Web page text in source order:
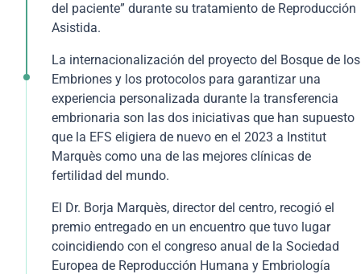
El Dr. Borja Marquès, Director de Institut Marquès,
dedicado al sector médico que se celebró en Madrid.
En su discurso, el Dr. Marquès, hizo referencia a la
investigación y a los avances médicos para seguir
incrementando los buenos resultados de los
tratamientos de Reproducción Asistida. También
remarcó la importancia del apoyo emocional y la
personalización en el trato al paciente. En este
claves, según el Director del centro, para conseguir
ayudar con éxito a las personas que necesitan un
tratamiento médico para formar una familia.
del paciente” durante su tratamiento de Reproducción
Asistida.
La internacionalización del proyecto del Bosque de los
Embriones y los protocolos para garantizar una
experiencia personalizada durante la transferencia
embrionaria son las dos iniciativas que han supuesto
que la EFS eligiera de nuevo en el 2023 a Institut
Marquès como una de las mejores clínicas de
fertilidad del mundo.
El Dr. Borja Marquès, director del centro, recogió el
premio entregado en un encuentro que tuvo lugar
coincidiendo con el congreso anual de la Sociedad
Europea de Reproducción Humana y Embriología